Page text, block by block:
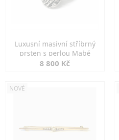
Luxusní masivní stříbrný
prsten s perlou Mabé
8 800 Kč
NOVÉ